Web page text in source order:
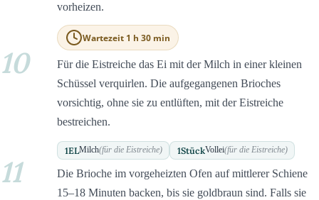
vorheizen.
Wartezeit 1 h 30 min
10
Für die Eistreiche das Ei mit der Milch in einer kleinen
Schüssel verquirlen. Die aufgegangenen Brioches
vorsichtig, ohne sie zu entlüften, mit der Eistreiche
bestreichen.
1ELMilch(für die Eistreiche) 1StückVollei(für die Eistreiche)
11
Die Brioche im vorgeheizten Ofen auf mittlerer Schiene
15–18 Minuten backen, bis sie goldbraun sind. Falls sie